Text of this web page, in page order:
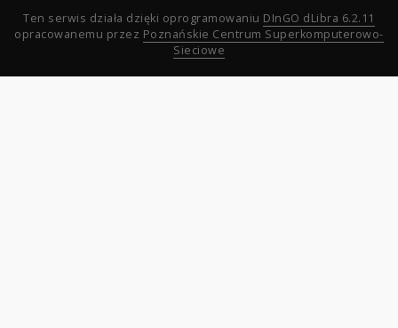
Ten serwis działa dzięki oprogramowaniu DInGO dLibra 6.2.11
opracowanemu przez Poznańskie Centrum Superkomputerowo-
Sieciowe